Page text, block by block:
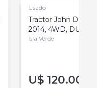
Usado
Tractor John Deere
2014, 4WD, DUAL
Isla Verde
U$ 120.000